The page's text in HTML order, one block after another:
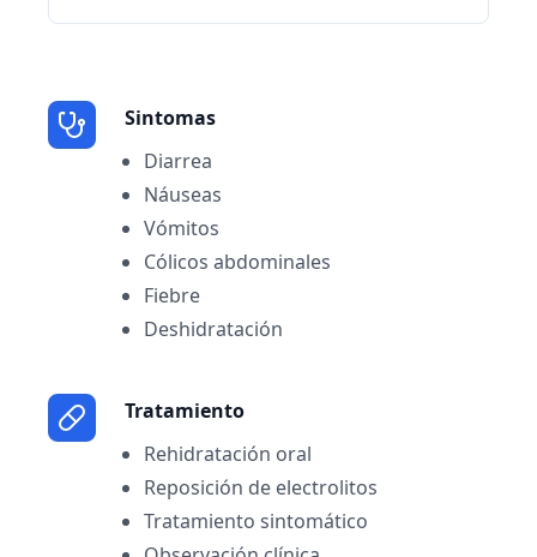
Sintomas
Diarrea
Náuseas
Vómitos
Cólicos abdominales
Fiebre
Deshidratación
Tratamiento
Rehidratación oral
Reposición de electrolitos
Tratamiento sintomático